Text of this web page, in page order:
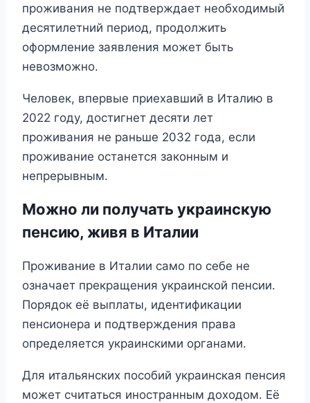
проживания не подтверждает необходимый
десятилетний период, продолжить
оформление заявления может быть
невозможно.
Человек, впервые приехавший в Италию в
2022 году, достигнет десяти лет
проживания не раньше 2032 года, если
проживание останется законным и
непрерывным.
Можно ли получать украинскую
пенсию, живя в Италии
Проживание в Италии само по себе не
означает прекращения украинской пенсии.
Порядок её выплаты, идентификации
пенсионера и подтверждения права
определяется украинскими органами.
Для итальянских пособий украинская пенсия
может считаться иностранным доходом. Её